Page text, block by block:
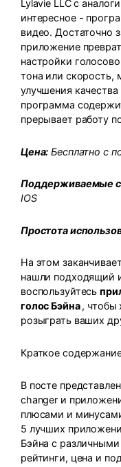
Lylavie LLC с
интересное -
видео. Достаточно
приложение
настройки
тона или скорость,
улучшения
программа
прерывает работу
Цена: Бесплатно с
Поддерживаемые
IOS
Простота
На этом
нашли подходящий
воспользуйтесь
голос Бэйна, чтобы
розыграть ваших
Краткое
В посте
changer и
плюсами и
5 лучших
Бэйна с
рейтинги, цена и